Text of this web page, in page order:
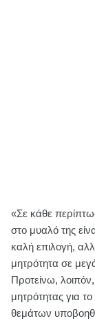
«Σε κάθε
στο μυαλό της
καλή επιλογή,
μητρότητα σε
Προτείνω,
μητρότητας για
θεμάτων